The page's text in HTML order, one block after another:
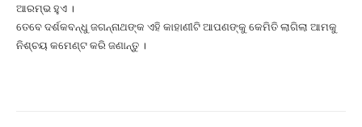
ଆରମ୍ଭ ହୁଏ ।
ତେବେ ଦର୍ଶକବନ୍ଧୁ ଜଗନ୍ନାଥଙ୍କ ଏହି କାହାଣୀଟି ଆପଣଙ୍କୁ କେମିତି ଲାଗିଲା ଆମକୁ
ନିଶ୍ଚୟ କମେଣ୍ଟ କରି ଜଣାନ୍ତୁ ।